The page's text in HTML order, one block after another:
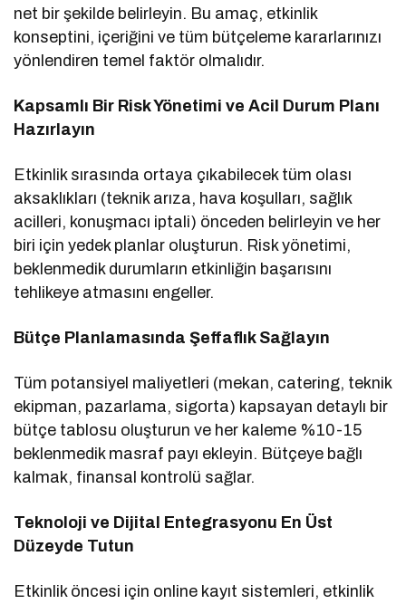
net bir şekilde belirleyin. Bu amaç, etkinlik
konseptini, içeriğini ve tüm bütçeleme kararlarınızı
yönlendiren temel faktör olmalıdır.
Kapsamlı Bir Risk Yönetimi ve Acil Durum Planı
Hazırlayın
Etkinlik sırasında ortaya çıkabilecek tüm olası
aksaklıkları (teknik arıza, hava koşulları, sağlık
acilleri, konuşmacı iptali) önceden belirleyin ve her
biri için yedek planlar oluşturun. Risk yönetimi,
beklenmedik durumların etkinliğin başarısını
tehlikeye atmasını engeller.
Bütçe Planlamasında Şeffaflık Sağlayın
Tüm potansiyel maliyetleri (mekan, catering, teknik
ekipman, pazarlama, sigorta) kapsayan detaylı bir
bütçe tablosu oluşturun ve her kaleme %10-15
beklenmedik masraf payı ekleyin. Bütçeye bağlı
kalmak, finansal kontrolü sağlar.
Teknoloji ve Dijital Entegrasyonu En Üst
Düzeyde Tutun
Etkinlik öncesi için online kayıt sistemleri, etkinlik